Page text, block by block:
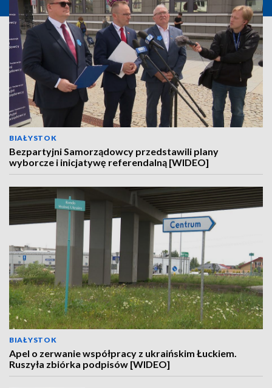
BIAŁYSTOK
Bezpartyjni Samorządowcy przedstawili plany
wyborcze i inicjatywę referendalną [WIDEO]
BIAŁYSTOK
Apel o zerwanie współpracy z ukraińskim Łuckiem.
Ruszyła zbiórka podpisów [WIDEO]